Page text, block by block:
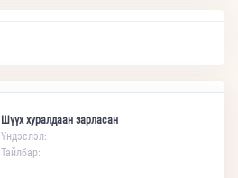
Шүүх хуралдаан зарласан
Үндэслэл:
Тайлбар: